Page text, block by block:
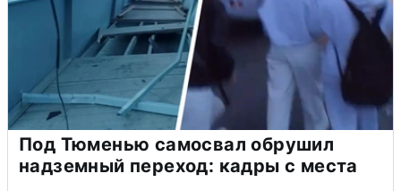
Под Тюменью самосвал обрушил
надземный переход: кадры с места